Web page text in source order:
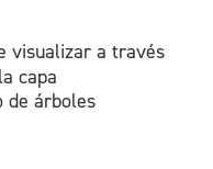
visualizar a través
capa
de árboles